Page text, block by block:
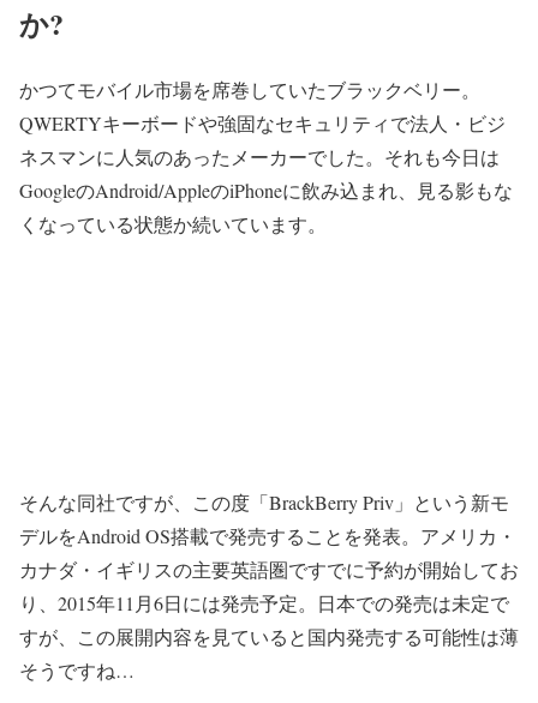
か?
かつてモバイル市場を席巻していたブラックベリー。
QWERTYキーボードや強固なセキュリティで法人・ビジ
ネスマンに人気のあったメーカーでした。それも今日は
GoogleのAndroid/AppleのiPhoneに飲み込まれ、見る影もな
くなっている状態か続いています。
そんな同社ですが、この度 「BrackBerry Priv」という新モ
デルをAndroid OS搭載で発売することを発表。アメリカ・
カナダ・イギリスの主要英語圏ですでに予約が開始してお
り、 2015年11月6日には発売予定。日本での発売は未定で
すが、この展開内容を見ていると国内発売する可能性は薄
そうですね…